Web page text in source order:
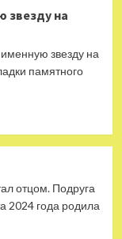
звезду на
звезду на
памятного
отцом. Подруга
2024 года родила